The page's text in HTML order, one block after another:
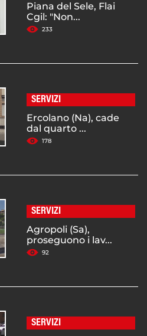
Piana del Sele, Flai
Cgil: "Non...
233
SERVIZI
Ercolano (Na), cade
dal quarto ...
178
SERVIZI
Agropoli (Sa),
proseguono i lav...
92
SERVIZI